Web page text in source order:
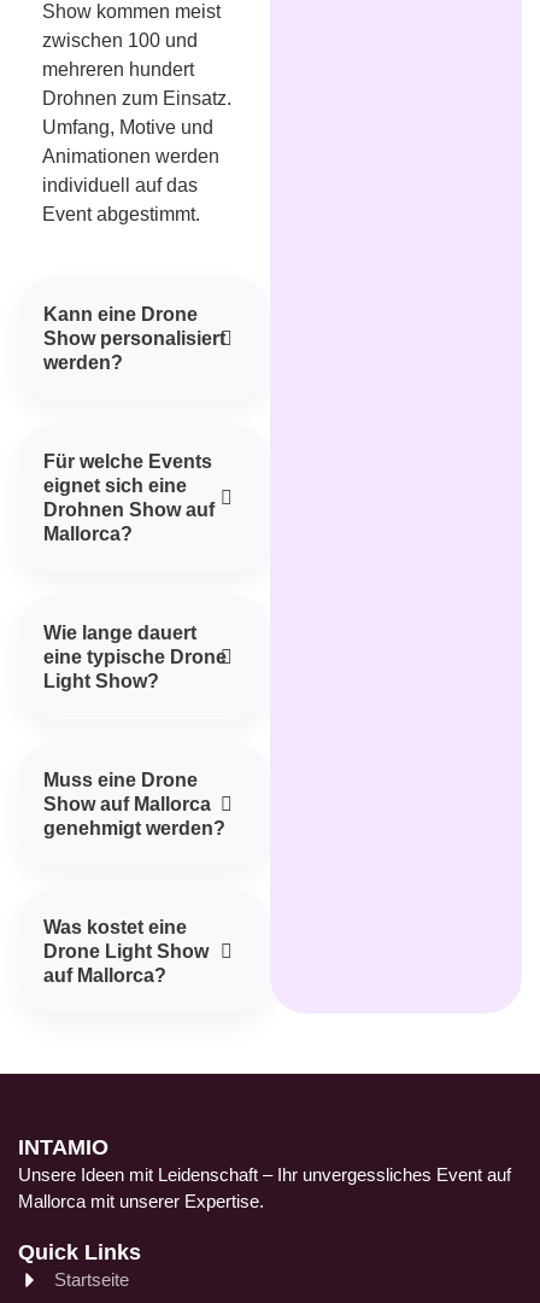
Show kommen meist
zwischen 100 und
mehreren hundert
Drohnen zum Einsatz.
Umfang, Motive und
Animationen werden
individuell auf das
Event abgestimmt.
Kann eine Drone
Show personalisiert
werden?
Für welche Events
eignet sich eine
Drohnen Show auf
Mallorca?
Wie lange dauert
eine typische Drone
Light Show?
Muss eine Drone
Show auf Mallorca
genehmigt werden?
Was kostet eine
Drone Light Show
auf Mallorca?
INTAMIO
Unsere Ideen mit Leidenschaft – Ihr unvergessliches Event auf
Mallorca mit unserer Expertise.
Quick Links
Startseite